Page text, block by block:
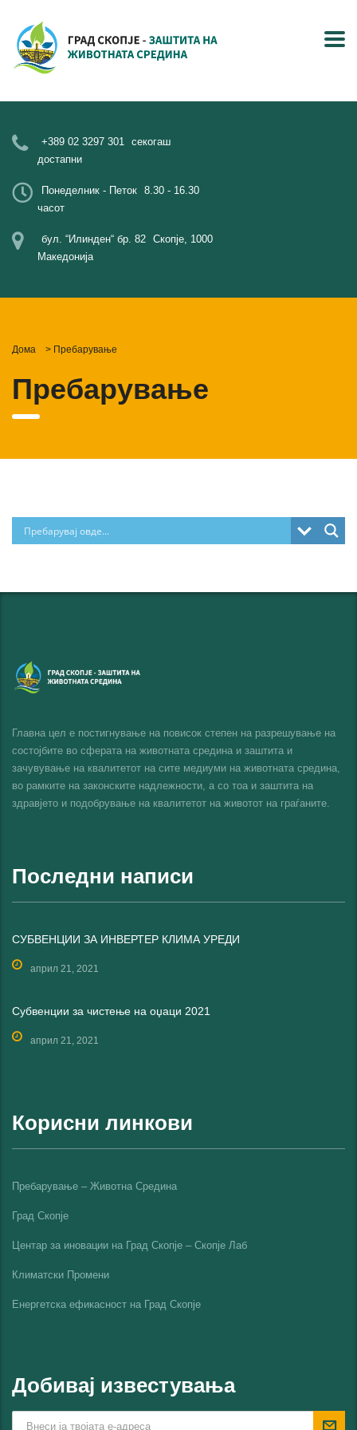
+389 02 3297 301 секогаш
достапни
Понеделник - Петок 8.30 - 16.30
часот
бул. “Илинден“ бр. 82 Скопје, 1000
Македонија
Дома > Пребарување
Пребарување
Главна цел е постигнување на повисок степен на разрешување на
состојбите во сферата на животната средина и заштита и
зачувување на квалитетот на сите медиуми на животната средина,
во рамките на законските надлежности, а со тоа и заштита на
здравјето и подобрување на квалитетот на животот на граѓаните.
Последни написи
СУБВЕНЦИИ ЗА ИНВЕРТЕР КЛИМА УРЕДИ
април 21, 2021
Субвенции за чистење на оџаци 2021
април 21, 2021
Корисни линкови
Пребарување – Животна Средина
Град Скопје
Центар за иновации на Град Скопје – Скопје Лаб
Климатски Промени
Енергетска ефикасност на Град Скопјe
Добивај известувања